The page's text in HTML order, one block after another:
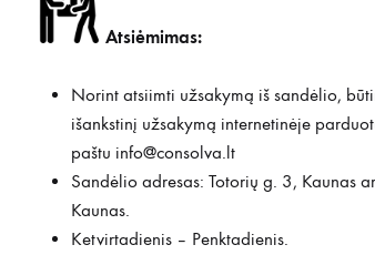
Atsiėmimas:
Norint atsiimti užsakymą iš sandėlio,
išankstinį užsakymą internetinėje
paštu info@consolva.lt
Sandėlio adresas: Totorių g. 3, Kaunas
Kaunas.
Ketvirtadienis – Penktadienis.